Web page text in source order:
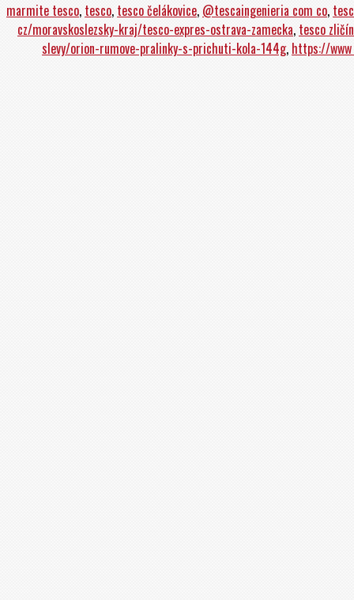
marmite tesco, tesco, tesco čelákovice, @tescaingenieria com co,
cz/moravskoslezsky-kraj/tesco-expres-ostrava-zamecka, tesco zličín
slevy/orion-rumove-pralinky-s-prichuti-kola-144g, https://